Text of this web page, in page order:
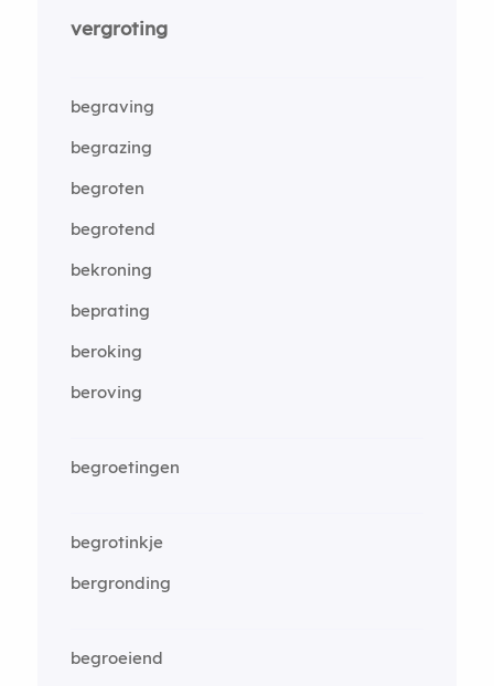
vergroting
begraving
begrazing
begroten
begrotend
bekroning
beprating
beroking
beroving
begroetingen
begrotinkje
bergronding
begroeiend